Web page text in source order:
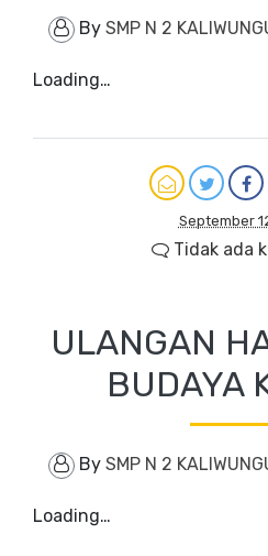
By SMP N 2
Loading…
September
Tidak ada
ULANGAN
BUDAYA
By SMP N 2
Loading…